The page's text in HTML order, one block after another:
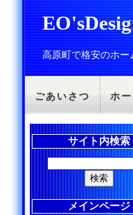
高原町で格安のホー
ごあいさつ ホ
サイト内検索
メインページ